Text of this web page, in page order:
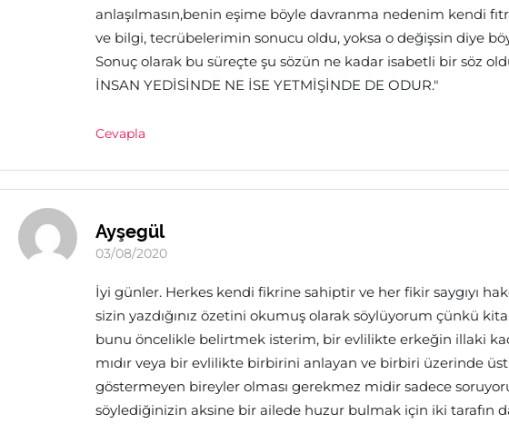
anlaşılmasın,benin eşime böyle davranma nedenim kendi
ve bilgi, tecrübelerimin sonucu oldu, yoksa o değişsin diye
Sonuç olarak bu süreçte şu sözün ne kadar isabetli bir söz
İNSAN YEDİSİNDE NE İSE YETMİŞİNDE DE ODUR."
Cevapla
Ayşegül
03/08/2020
İyi günler. Herkes kendi fikrine sahiptir ve her fikir saygıyı
sizin yazdığınız özetini okumuş olarak söylüyorum çünkü
bunu öncelikle belirtmek isterim, bir evlilikte erkeğin illaki
mıdır veya bir evlilikte birbirini anlayan ve birbiri üzerinde
göstermeyen bireyler olması gerekmez midir sadece
söylediğinizin aksine bir ailede huzur bulmak için iki tarafın